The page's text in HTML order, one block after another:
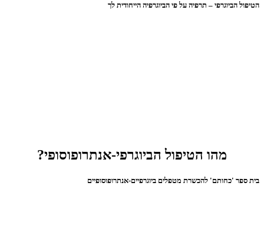
הטיפול הביוגרפי – תרפיה על פי הביוגרפיה הייחודית לך
מהו הטיפול הביוגרפי-אנתרופוסופי?
בית ספר 'כחותם' להכשרת מטפלים ביוגרפיים-אנתרופוסופיים